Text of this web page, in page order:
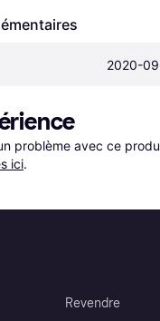
2020-
problème avec ce
ici.
Revendre